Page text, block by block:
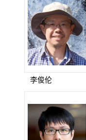
李俊伦